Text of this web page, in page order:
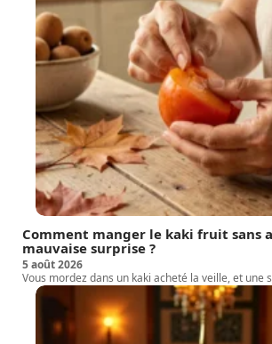
Comment manger le kaki fruit sans
mauvaise surprise ?
5 août 2026
Vous mordez dans un kaki acheté la veille, et une